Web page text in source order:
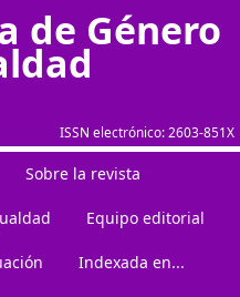
ISSN electrónico:2603-851X
de Género
Sobre la revista
Equipo editorial
Indexada en...